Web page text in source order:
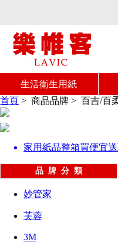
生活衛生用紙
首頁 > 商品品牌 > 百吉/百
家用紙品整箱買便宜
品 牌 分 類
妙管家
芙蓉
3M